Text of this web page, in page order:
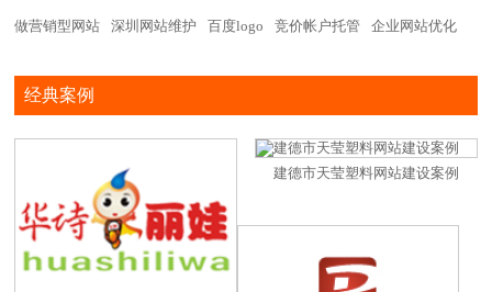
做营销型网站 深圳网站维护 百度logo 竞价帐户托管 企业网站优化
经典案例
建德市天莹塑料网站建设案例